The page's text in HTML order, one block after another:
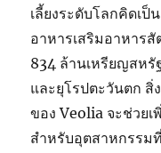
เลี้ยงระดับโลกคิดเ
อาหารเสริมอาหารสั
834 ล้านเหรียญสหรั
และยุโรปตะวันตก
ของ Veolia จะช่วย
สำหรับอุตสาหกรรม